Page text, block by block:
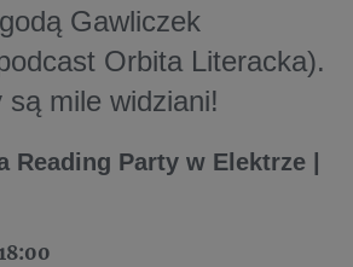
Gawliczek
Orbita Literacka).
mile widziani!
Reading Party w Elektrze |